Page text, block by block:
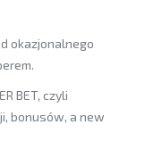
okazjonalnego
BET, czyli
bonusów, a new